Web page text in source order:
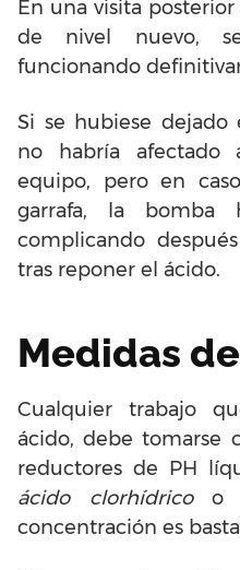
En una visita
de nivel nuevo,
funcionando
Si se hubiese dejado
no habría afectado
equipo, pero en
garrafa, la bomba
complicando
tras reponer el ácido.
Medidas
Cualquier trabajo
ácido, debe tomarse
reductores de PH
ácido clorhídricoo
concentración es